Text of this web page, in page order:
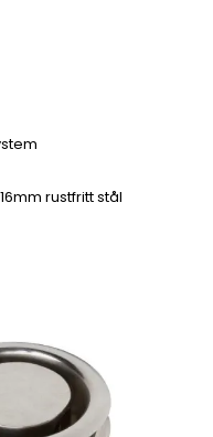
rustfritt stål